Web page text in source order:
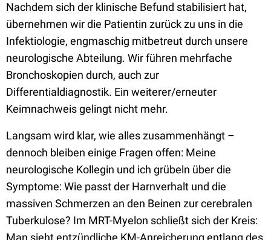
Nachdem sich der klinische Befund stabilisiert hat,
übernehmen wir die Patientin zurück zu uns in die
Infektiologie, engmaschig mitbetreut durch unsere
neurologische Abteilung. Wir führen mehrfache
Bronchoskopien durch, auch zur
Differentialdiagnostik. Ein weiterer/erneuter
Keimnachweis gelingt nicht mehr.
Langsam wird klar, wie alles zusammenhängt –
dennoch bleiben einige Fragen offen: Meine
neurologische Kollegin und ich grübeln über die
Symptome: Wie passt der Harnverhalt und die
massiven Schmerzen an den Beinen zur cerebralen
Tuberkulose? Im MRT-Myelon schließt sich der Kreis: